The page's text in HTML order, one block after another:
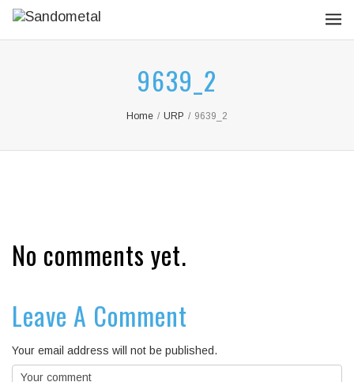
9639_2
Home / URP / 9639_2
No comments yet.
Leave A Comment
Your email address will not be published.